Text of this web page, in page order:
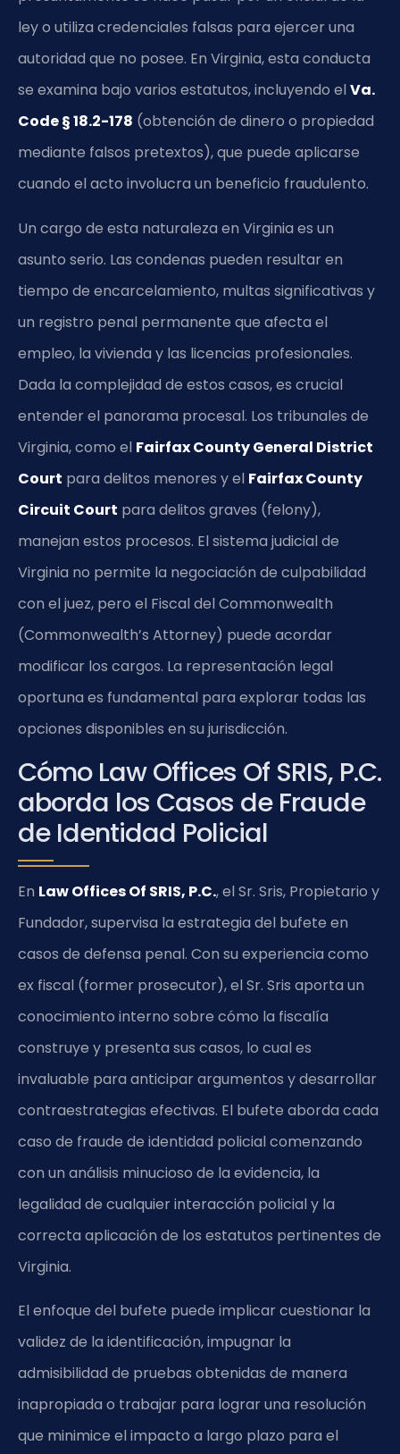
ley o utiliza credenciales falsas para ejercer una
autoridad que no posee. En Virginia, esta conducta
se examina bajo varios estatutos, incluyendo el Va.
Code § 18.2-178 (obtención de dinero o propiedad
mediante falsos pretextos), que puede aplicarse
cuando el acto involucra un beneficio fraudulento.
Un cargo de esta naturaleza en Virginia es un
asunto serio. Las condenas pueden resultar en
tiempo de encarcelamiento, multas significativas y
un registro penal permanente que afecta el
empleo, la vivienda y las licencias profesionales.
Dada la complejidad de estos casos, es crucial
entender el panorama procesal. Los tribunales de
Virginia, como el Fairfax County General District
Court para delitos menores y el Fairfax County
Circuit Court para delitos graves (felony),
manejan estos procesos. El sistema judicial de
Virginia no permite la negociación de culpabilidad
con el juez, pero el Fiscal del Commonwealth
(Commonwealth’s Attorney) puede acordar
modificar los cargos. La representación legal
oportuna es fundamental para explorar todas las
opciones disponibles en su jurisdicción.
Cómo Law Offices Of SRIS, P.C.
aborda los Casos de Fraude
de Identidad Policial
En Law Offices Of SRIS, P.C., el Sr. Sris, Propietario y
Fundador, supervisa la estrategia del bufete en
casos de defensa penal. Con su experiencia como
ex fiscal (former prosecutor), el Sr. Sris aporta un
conocimiento interno sobre cómo la fiscalía
construye y presenta sus casos, lo cual es
invaluable para anticipar argumentos y desarrollar
contraestrategias efectivas. El bufete aborda cada
caso de fraude de identidad policial comenzando
con un análisis minucioso de la evidencia, la
legalidad de cualquier interacción policial y la
correcta aplicación de los estatutos pertinentes de
Virginia.
El enfoque del bufete puede implicar cuestionar la
validez de la identificación, impugnar la
admisibilidad de pruebas obtenidas de manera
inapropiada o trabajar para lograr una resolución
que minimice el impacto a largo plazo para el